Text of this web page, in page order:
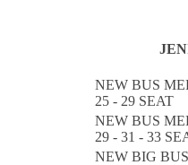
NEW BUS
25 - 29 SEAT
NEW BUS
29 - 31 - 33
NEW BIG